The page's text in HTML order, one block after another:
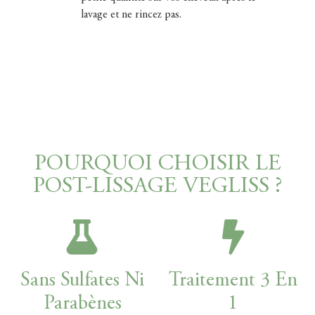
lavage et ne rincez pas.
POURQUOI CHOISIR LE
POST-LISSAGE VEGLISS ?
Sans Sulfates Ni
Parabènes
Traitement 3 En
1